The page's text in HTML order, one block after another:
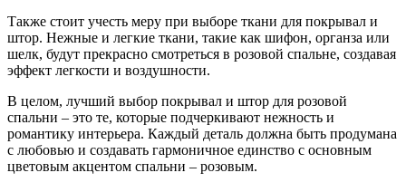
Также стоит учесть меру при выборе ткани для покрывал и
штор. Нежные и легкие ткани, такие как шифон, органза или
шелк, будут прекрасно смотреться в розовой спальне, создавая
эффект легкости и воздушности.
В целом, лучший выбор покрывал и штор для розовой
спальни – это те, которые подчеркивают нежность и
романтику интерьера. Каждый деталь должна быть продумана
с любовью и создавать гармоничное единство с основным
цветовым акцентом спальни – розовым.